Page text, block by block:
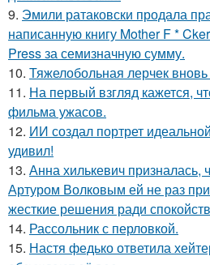
9. Эмили ратаковски продала
написанную книгу Mother F *
Press за семизначную сумму.
10. Тяжелобольная лерчек вновь
11. На первый взгляд кажется,
фильма ужасов.
12. ИИ создал портрет
удивил!
13. Анна хилькевич призналась,
Артуром Волковым ей не раз
жесткие решения ради
14. Рассольник с перловкой.
15. Настя федько ответила